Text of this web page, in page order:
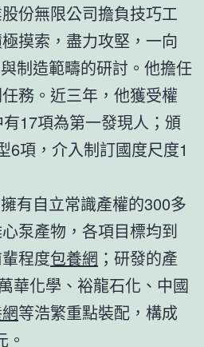
份無限公司擔負技巧工
摸索，盡力攻堅，一向
制造範疇的研討。他擔任
務。近三年，他獲受權
17項為第一發現人；頒
6項，介入制訂國度尺度1
有自立常識產權的300多
泵產物，各項目標均到
程度包養網 ；研發的產
華化學、裕龍石化、中國
等浩繁重點裝配，構成